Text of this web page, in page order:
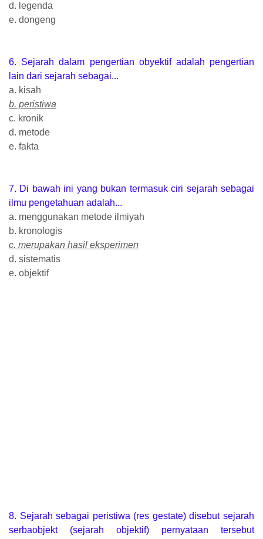
d. legenda
e. dongeng
6. Sejarah dalam pengertian obyektif adalah pengertian
lain dari sejarah sebagai...
a. kisah
b. peristiwa
c. kronik
d. metode
e. fakta
7. Di bawah ini yang bukan termasuk ciri sejarah sebagai
ilmu pengetahuan adalah...
a. menggunakan metode ilmiyah
b. kronologis
c. merupakan hasil eksperimen
d. sistematis
e. objektif
8. Sejarah sebagai peristiwa (res gestate) disebut sejarah
serbaobjekt (sejarah objektif) pernyataan tersebut